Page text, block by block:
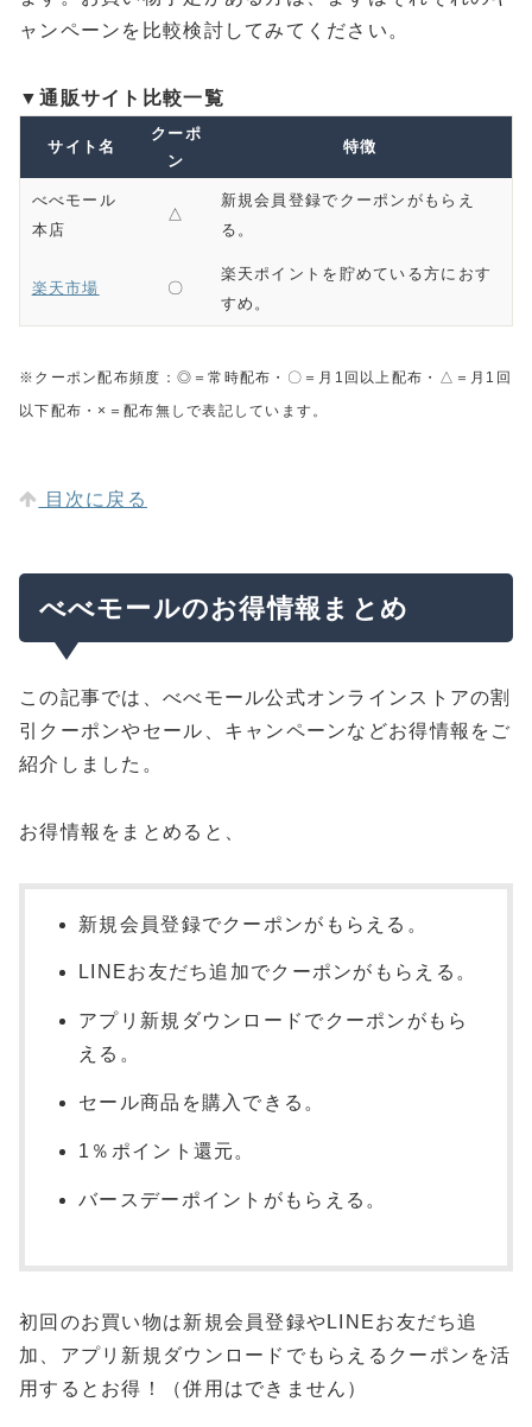
ャンペーンを比較検討してみてください。
▼通販サイト比較一覧
サイト名
クーポ
ン
特徴
べべモール
本店
△
新規会員登録でクーポンがもらえ
る。
楽天市場 〇
楽天ポイントを貯めている方におす
すめ。
※クーポン配布頻度：◎＝常時配布・〇＝月1回以上配布・△＝月1回
以下配布・×＝配布無しで表記しています。
目次に戻る
べべモールのお得情報まとめ
この記事では、べべモール公式オンラインストアの割
引クーポンやセール、キャンペーンなどお得情報をご
紹介しました。
お得情報をまとめると、
新規会員登録でクーポンがもらえる。
LINEお友だち追加でクーポンがもらえる。
アプリ新規ダウンロードでクーポンがもら
える。
セール商品を購入できる。
1％ポイント還元。
バースデーポイントがもらえる。
初回のお買い物は新規会員登録やLINEお友だち追
加、アプリ新規ダウンロードでもらえるクーポンを活
用するとお得！（併用はできません）